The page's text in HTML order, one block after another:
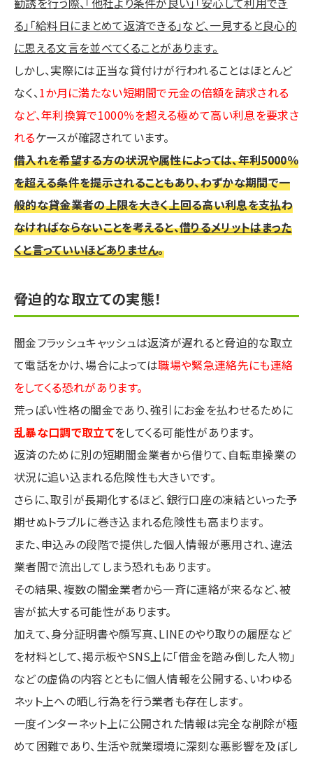
る」「給料日にまとめて返済できる」など、一見すると良心的
に思える文言を並べてくることがあります。
しかし、実際には正当な貸付けが行われることはほとんど
なく、1か月に満たない短期間で元金の倍額を請求される
など、年利換算で1000％を超える極めて高い利息を要求さ
れるケースが確認されています。
借入れを希望する方の状況や属性によっては、年利5000％
を超える条件を提示されることもあり、わずかな期間で一
般的な貸金業者の上限を大きく上回る高い利息を支払わ
なければならないことを考えると、借りるメリットはまった
くと言っていいほどありません。
脅迫的な取立ての実態！
闇金フラッシュキャッシュは返済が遅れると脅迫的な取立
て電話をかけ、場合によっては職場や緊急連絡先にも連絡
をしてくる恐れがあります。
荒っぽい性格の闇金であり、強引にお金を払わせるために
乱暴な口調で取立てをしてくる可能性があります。
返済のために別の短期闇金業者から借りて、自転車操業の
状況に追い込まれる危険性も大きいです。
さらに、取引が長期化するほど、銀行口座の凍結といった予
期せぬトラブルに巻き込まれる危険性も高まります。
また、申込みの段階で提供した個人情報が悪用され、違法
業者間で流出してしまう恐れもあります。
その結果、複数の闇金業者から一斉に連絡が来るなど、被
害が拡大する可能性があります。
加えて、身分証明書や顔写真、LINEのやり取りの履歴など
を材料として、掲示板やSNS上に「借金を踏み倒した人物」
などの虚偽の内容とともに個人情報を公開する、いわゆる
ネット上への晒し行為を行う業者も存在します。
一度インターネット上に公開された情報は完全な削除が極
めて困難であり、生活や就業環境に深刻な悪影響を及ぼし